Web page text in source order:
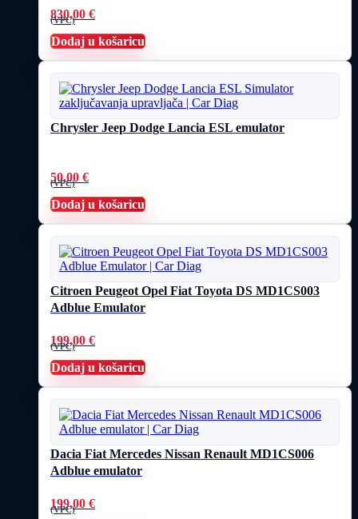
830,00 €
(VPC)
Dodaj u košaricu
Chrysler Jeep Dodge Lancia ESL emulator
50,00 €
(VPC)
Dodaj u košaricu
Citroen Peugeot Opel Fiat Toyota DS MD1CS003
Adblue Emulator
199,00 €
(VPC)
Dodaj u košaricu
Dacia Fiat Mercedes Nissan Renault MD1CS006
Adblue emulator
199,00 €
(VPC)